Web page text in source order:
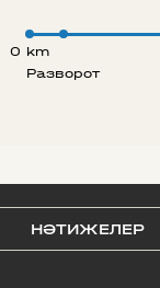
Разворот
0 km
НӘТИЖЕЛЕР